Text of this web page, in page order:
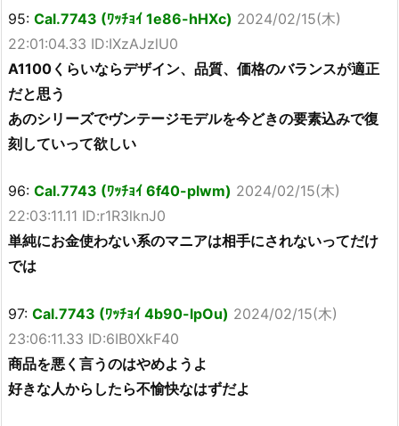
95: Cal.7743 (ﾜｯﾁｮｲ 1e86-hHXc) 2024/02/15(木)
22:01:04.33 ID:IXzAJzlU0
A1100くらいならデザイン、品質、価格のバランスが適正
だと思う
あのシリーズでヴンテージモデルを今どきの要素込みで復
刻していって欲しい
96: Cal.7743 (ﾜｯﾁｮｲ 6f40-plwm) 2024/02/15(木)
22:03:11.11 ID:r1R3lknJ0
単純にお金使わない系のマニアは相手にされないってだけ
では
97: Cal.7743 (ﾜｯﾁｮｲ 4b90-lpOu) 2024/02/15(木)
23:06:11.33 ID:6IB0XkF40
商品を悪く言うのはやめようよ
好きな人からしたら不愉快なはずだよ